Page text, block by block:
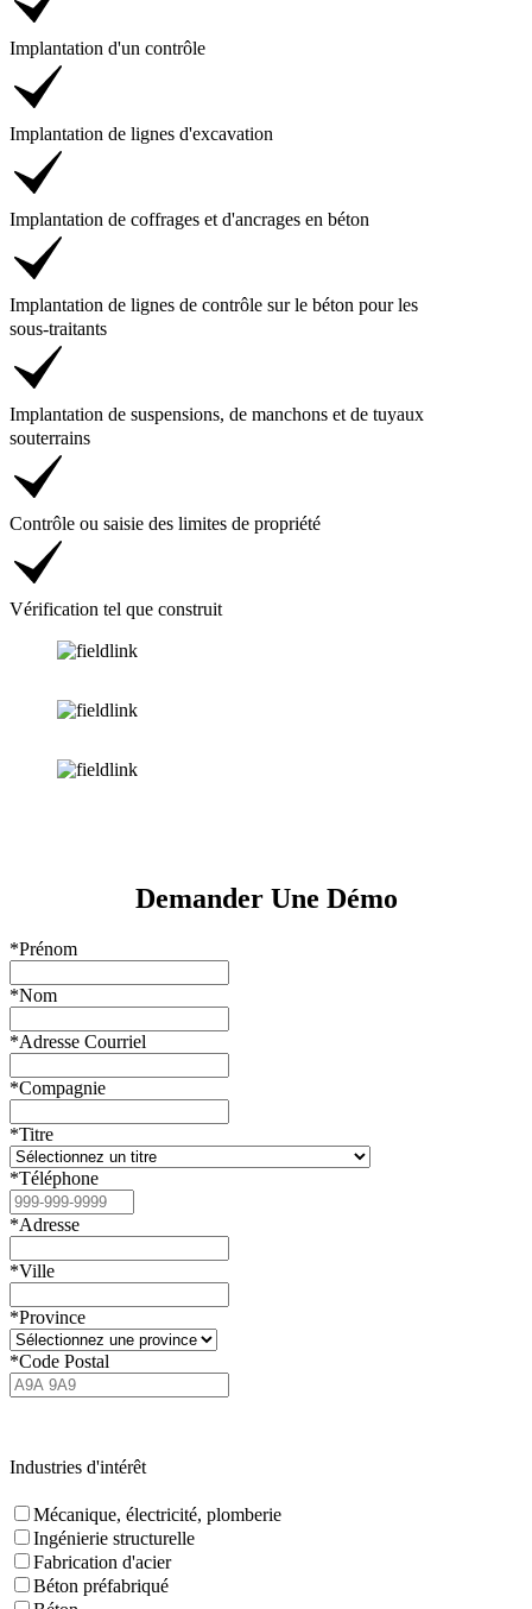
Implantation d'un contrôle
Implantation de lignes d'excavation
Implantation de coffrages et d'ancrages en béton
Implantation de lignes de contrôle sur le béton pour les
sous-traitants
Implantation de suspensions, de manchons et de tuyaux
souterrains
Contrôle ou saisie des limites de propriété
Vérification tel que construit
Demander Une Démo
*Prénom
*Nom
*Adresse Courriel
*Compagnie
*Titre
*Téléphone
*Adresse
*Ville
*Province
*Code Postal
Industries d'intérêt
Mécanique, électricité, plomberie
Ingénierie structurelle
Fabrication d'acier
Béton préfabriqué